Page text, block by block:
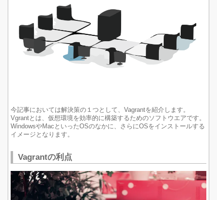
今記事においては解決策の１つとして、Vagrantを紹介します。
Vgrantとは、仮想環境を効率的に構築するためのソフトウエアです。
WindowsやMacといったOSのなかに、さらにOSをインストールする
イメージとなります。
Vagrantの利点